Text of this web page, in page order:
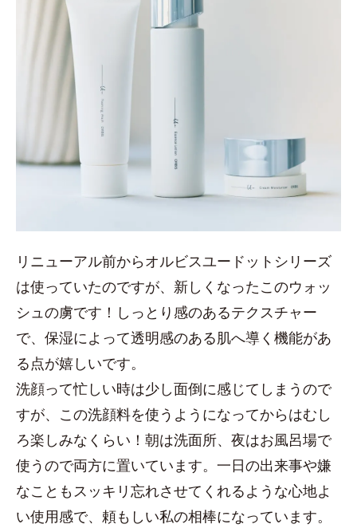
リニューアル前からオルビスユードットシリーズ
は使っていたのですが、新しくなったこのウォッ
シュの虜です！しっとり感のあるテクスチャー
で、保湿によって透明感のある肌へ導く機能があ
る点が嬉しいです。
洗顔って忙しい時は少し面倒に感じてしまうので
すが、この洗顔料を使うようになってからはむし
ろ楽しみなくらい！朝は洗面所、夜はお風呂場で
使うので両方に置いています。一日の出来事や嫌
なこともスッキリ忘れさせてくれるような心地よ
い使用感で、頼もしい私の相棒になっています。